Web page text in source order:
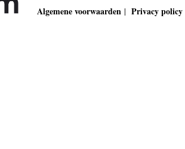
Algemene voorwaarden | Privacy policy